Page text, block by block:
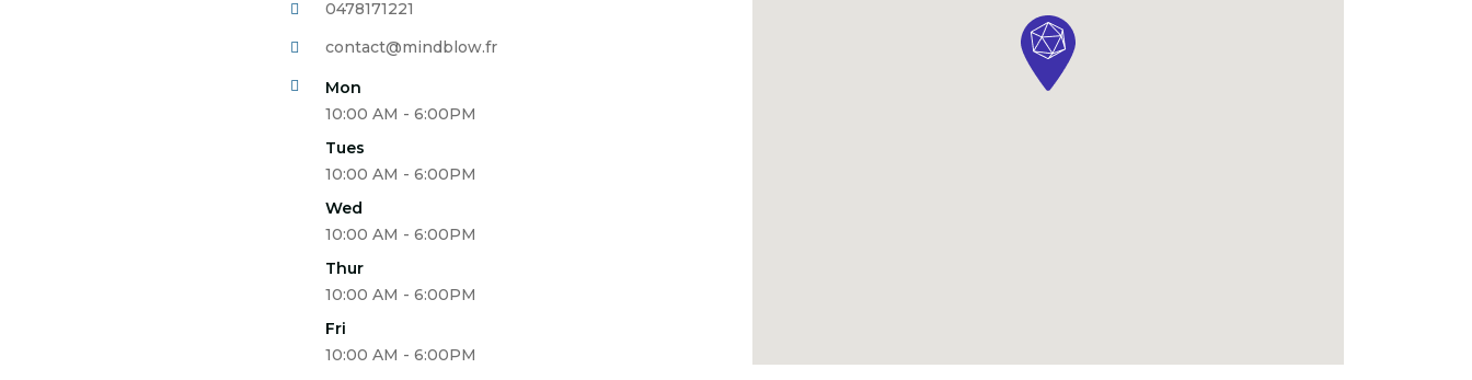
0478171221
contact@mindblow.fr
Mon
10:00 AM - 6:00PM
Tues
10:00 AM - 6:00PM
Wed
10:00 AM - 6:00PM
Thur
10:00 AM - 6:00PM
Fri
10:00 AM - 6:00PM